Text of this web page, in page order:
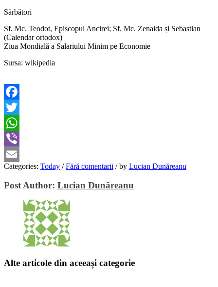
Sărbători
Sf. Mc. Teodot, Episcopul Ancirei; Sf. Mc. Zenaida și Sebastian
(Calendar ortodox)
Ziua Mondială a Salariului Minim pe Economie
Sursa: wikipedia
Facebook
Twitter
WhatsApp
Viber
Email
Categories: Today / Fără comentarii /by Lucian Dunăreanu
Post Author: Lucian Dunăreanu
Alte articole din aceeași categorie